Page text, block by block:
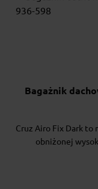
Bagażnik
Cruz Airo Fix Dark
obniżonej